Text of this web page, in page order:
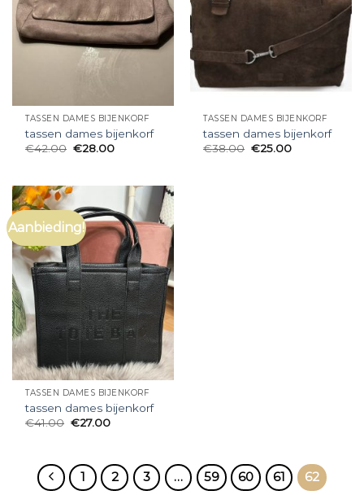
TASSEN DAMES BIJENKORF
tassen dames bijenkorf
€42.00 €28.00
TASSEN DAMES BIJENKORF
tassen dames bijenkorf
€38.00 €25.00
Aanbieding!
TASSEN DAMES BIJENKORF
tassen dames bijenkorf
€41.00 €27.00
1 2 3 … 59 60 61 62